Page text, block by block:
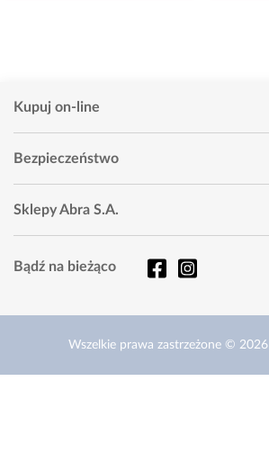
Kupuj on-line
Bezpieczeństwo
Sklepy Abra S.A.
Bądź na bieżąco
Wszelkie prawa zastrzeżone © 2026